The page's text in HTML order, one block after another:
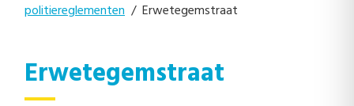
politiereglementen / Erwetegemstraat
Erwetegemstraat